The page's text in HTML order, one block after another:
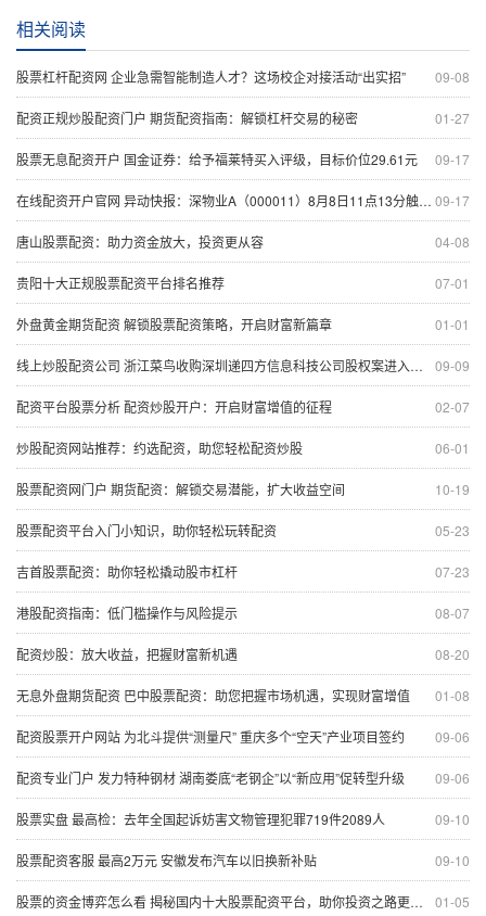
相关阅读
09-08
股票杠杆配资网 企业急需智能制造人才？这场校企对接活动“出实招”
01-27
配资正规炒股配资门户 期货配资指南：解锁杠杆交易的秘密
09-17
股票无息配资开户 国金证券：给予福莱特买入评级，目标价位29.61元
09-17
在线配资开户官网 异动快报：深物业A（000011）8月8日11点13分触及涨停板
04-08
唐山股票配资：助力资金放大，投资更从容
07-01
贵阳十大正规股票配资平台排名推荐
01-01
外盘黄金期货配资 解锁股票配资策略，开启财富新篇章
09-09
线上炒股配资公司 浙江菜鸟收购深圳递四方信息科技公司股权案进入公示期
02-07
配资平台股票分析 配资炒股开户：开启财富增值的征程
06-01
炒股配资网站推荐：约选配资，助您轻松配资炒股
10-19
股票配资网门户 期货配资：解锁交易潜能，扩大收益空间
05-23
股票配资平台入门小知识，助你轻松玩转配资
07-23
吉首股票配资：助你轻松撬动股市杠杆
08-07
港股配资指南：低门槛操作与风险提示
08-20
配资炒股：放大收益，把握财富新机遇
01-08
无息外盘期货配资 巴中股票配资：助您把握市场机遇，实现财富增值
09-06
配资股票开户网站 为北斗提供“测量尺” 重庆多个“空天”产业项目签约
09-06
配资专业门户 发力特种钢材 湖南娄底“老钢企”以“新应用”促转型升级
09-10
股票实盘 最高检：去年全国起诉妨害文物管理犯罪719件2089人
09-10
股票配资客服 最高2万元 安徽发布汽车以旧换新补贴
01-05
股票的资金博弈怎么看 揭秘国内十大股票配资平台，助你投资之路更顺畅